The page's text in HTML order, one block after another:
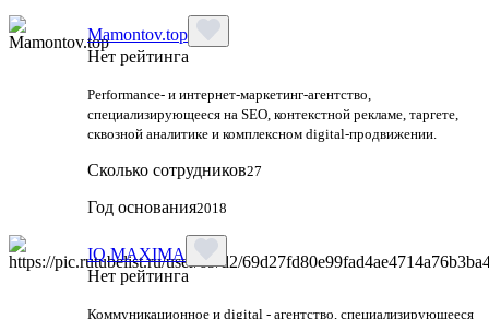
Mamontov.top
Нет рейтинга
Performance‑ и интернет‑маркетинг‑агентство,
специализирующееся на SEO, контекстной рекламе, таргете,
сквозной аналитике и комплексном digital‑продвижении.
Сколько сотрудников27
Год основания2018
IQ MAXIMA
Нет рейтинга
Коммуникационное и digital - агентство, специализирующееся